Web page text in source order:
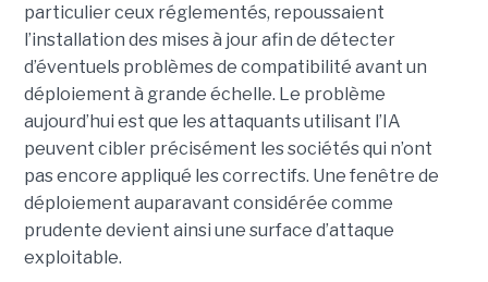
particulier ceux réglementés, repoussaient
l’installation des mises à jour afin de détecter
d’éventuels problèmes de compatibilité avant un
déploiement à grande échelle. Le problème
aujourd’hui est que les attaquants utilisant l’IA
peuvent cibler précisément les sociétés qui n’ont
pas encore appliqué les correctifs. Une fenêtre de
déploiement auparavant considérée comme
prudente devient ainsi une surface d’attaque
exploitable.